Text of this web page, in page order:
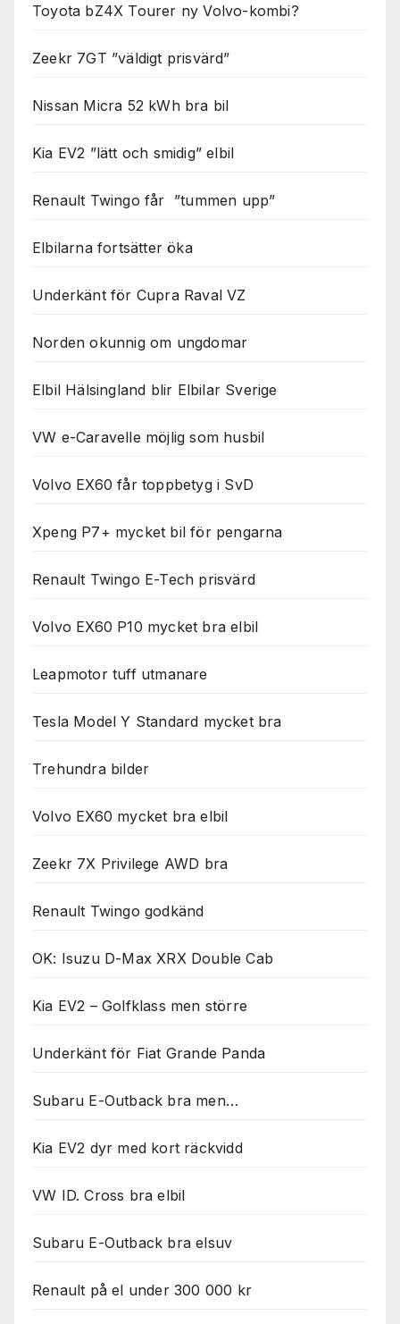
Toyota bZ4X Tourer ny Volvo-kombi?
Zeekr 7GT ”väldigt prisvärd”
Nissan Micra 52 kWh bra bil
Kia EV2 ”lätt och smidig” elbil
Renault Twingo får ”tummen upp”
Elbilarna fortsätter öka
Underkänt för Cupra Raval VZ
Norden okunnig om ungdomar
Elbil Hälsingland blir Elbilar Sverige
VW e-Caravelle möjlig som husbil
Volvo EX60 får toppbetyg i SvD
Xpeng P7+ mycket bil för pengarna
Renault Twingo E-Tech prisvärd
Volvo EX60 P10 mycket bra elbil
Leapmotor tuff utmanare
Tesla Model Y Standard mycket bra
Trehundra bilder
Volvo EX60 mycket bra elbil
Zeekr 7X Privilege AWD bra
Renault Twingo godkänd
OK: Isuzu D-Max XRX Double Cab
Kia EV2 – Golfklass men större
Underkänt för Fiat Grande Panda
Subaru E-Outback bra men…
Kia EV2 dyr med kort räckvidd
VW ID. Cross bra elbil
Subaru E-Outback bra elsuv
Renault på el under 300 000 kr
Nödvändiga
fungera.
Statistik
funktionalitet
uppbyggnad,
hemsidan
Genom att dela
beteende när du
chansen att få se
och erbjudanden.